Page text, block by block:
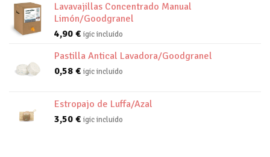
Lavavajillas Concentrado Manual
Limón/Goodgranel
4,90 € igic incluido
Pastilla Antical Lavadora/Goodgranel
0,58 € igic incluido
Estropajo de Luffa/Azal
3,50 € igic incluido